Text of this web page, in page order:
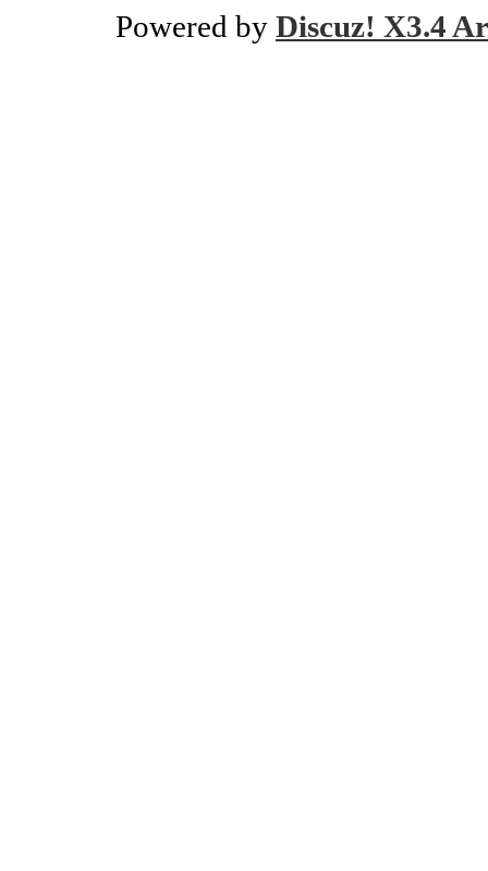
Powered by Discuz! X3.4